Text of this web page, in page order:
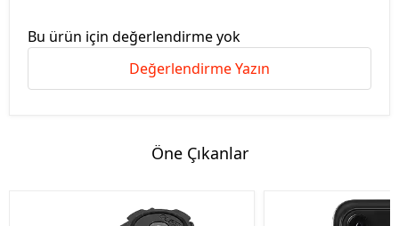
Bu ürün için değerlendirme yok
Değerlendirme Yazın
Öne Çıkanlar